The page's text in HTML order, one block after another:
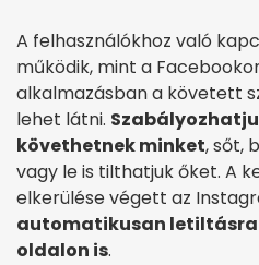
A felhasználókhoz való
működik, mint a
alkalmazásban a követett
lehet látni.
követhetnek minket, sőt,
vagy le is tilthatjuk őket. A
elkerülése végett az
automatikusan letiltásra
oldalon is.